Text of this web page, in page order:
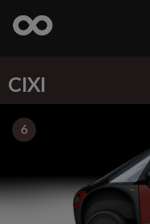
CIXI
6